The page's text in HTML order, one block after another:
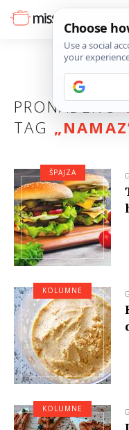
PRONAĐENO
TAG „NAMAZ
ŠPAJZA
KOLUMNE
KOLUMNE